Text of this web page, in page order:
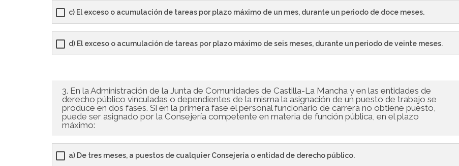
c) El exceso o acumulación de tareas por plazo máximo de un mes, durante un periodo de doce meses.
d) El exceso o acumulación de tareas por plazo máximo de seis meses, durante un periodo de veinte meses.
3. En la Administración de la Junta de Comunidades de Castilla-La Mancha y en las entidades de
derecho público vinculadas o dependientes de la misma la asignación de un puesto de trabajo se
produce en dos fases. Si en la primera fase el personal funcionario de carrera no obtiene puesto,
puede ser asignado por la Consejería competente en materia de función pública, en el plazo
máximo:
a) De tres meses, a puestos de cualquier Consejería o entidad de derecho público.